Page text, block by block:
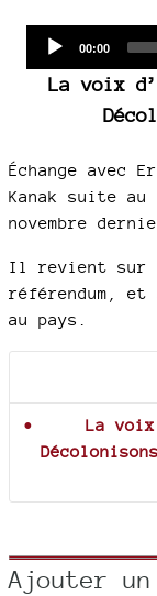
Current
00:00
La voix
Échange avec
Kanak suite au
novembre
Il revient sur
référendum,
au pays.
La
Ajouter un